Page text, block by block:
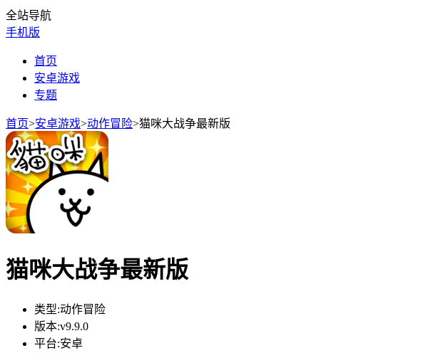
全站导航
手机版
首页
安卓游戏
专题
首页>安卓游戏>动作冒险>猫咪大战争最新版
猫咪大战争最新版
类型:动作冒险
版本:v9.9.0
平台:安卓